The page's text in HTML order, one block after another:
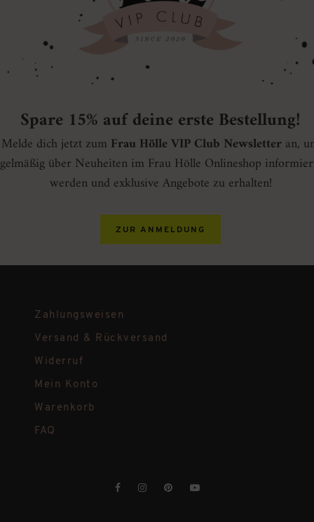
Spare 15% auf deine erste Bestellung!
Melde dich jetzt zum Frau Hölle VIP Club Newsletteran,
über Neuheiten im Frau Hölle Onlineshop
werden und exklusive Angebote zu erhalten!
ZUR ANMELDUNG
Zahlungsweisen
Versand & Rückversand
Widerruf
Mein Konto
Warenkorb
FAQ